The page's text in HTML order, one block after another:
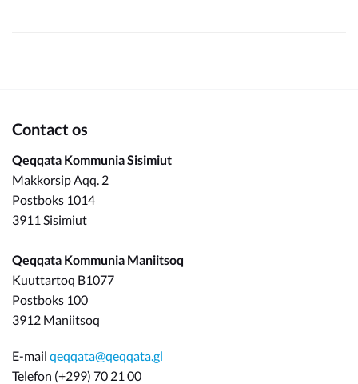
Contact os
Qeqqata Kommunia Sisimiut
Makkorsip Aqq. 2
Postboks 1014
3911 Sisimiut
Qeqqata Kommunia Maniitsoq
Kuuttartoq B1077
Postboks 100
3912 Maniitsoq
E-mail qeqqata@qeqqata.gl
Telefon (+299) 70 21 00